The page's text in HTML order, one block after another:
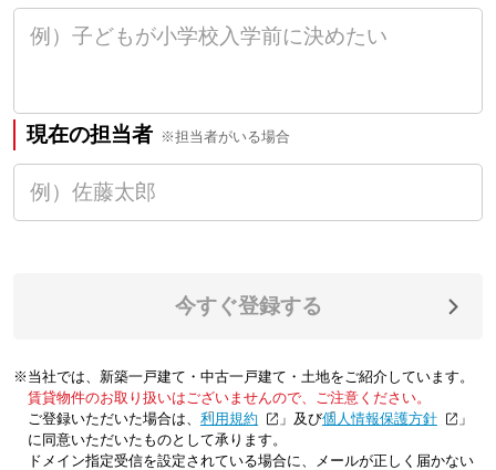
現在の担当者 ※担当者がいる場合
今すぐ登録する
※当社では、新築一戸建て・中古一戸建て・土地をご紹介しています。
賃貸物件のお取り扱いはございませんので、ご注意ください。
ご登録いただいた場合は、「利用規約 」及び「個人情報保護方針
」
に同意いただいたものとして承ります。
ドメイン指定受信を設定されている場合に、メールが正しく届かない